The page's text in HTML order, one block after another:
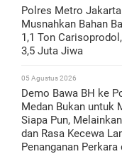
Polres Metro
Musnahkan Bahan
1,1 Ton
3,5 Juta Jiwa
05 Agustus 2026
Demo Bawa BH ke
Medan Bukan untuk
Siapa Pun,
dan Rasa Kecewa
Penanganan